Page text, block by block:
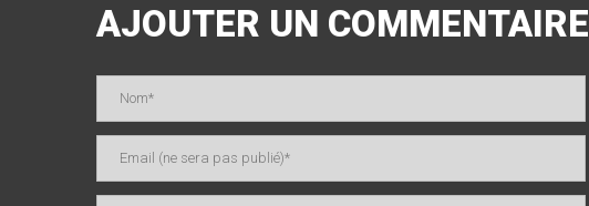
AJOUTER UN COMMENTAIRE